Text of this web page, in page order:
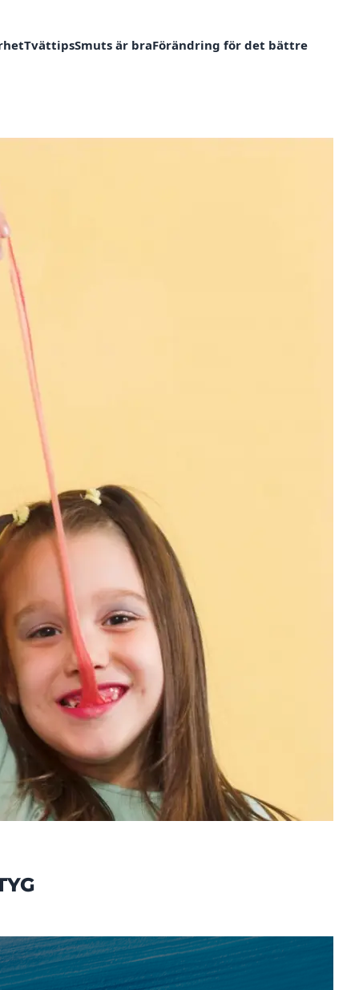
TvättipsSmuts är braFörändring för det bättre